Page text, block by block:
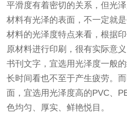
平滑度有着密切的关系，但光
材料有光泽的表面，不一定就
材料的光泽度特点来看，根据
原材料进行印刷，很有实际意
书刊文字，宜选用光泽度一般
长时间看也不至于产生疲劳。
面，宜选用光泽度高的PVC、
色均匀、厚实、鲜艳悦目。